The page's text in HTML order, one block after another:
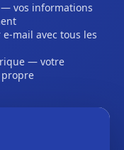
vos informations
mail avec tous les
— votre
propre